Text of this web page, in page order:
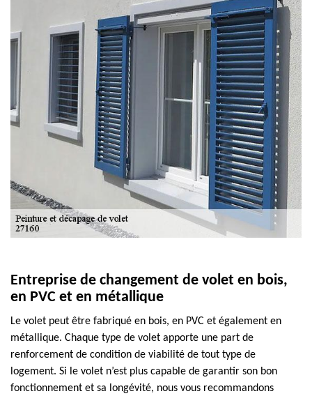
Entreprise de changement de volet en bois,
en PVC et en métallique
Le volet peut être fabriqué en bois, en PVC et également en
métallique. Chaque type de volet apporte une part de
renforcement de condition de viabilité de tout type de
logement. Si le volet n’est plus capable de garantir son bon
fonctionnement et sa longévité, nous vous recommandons